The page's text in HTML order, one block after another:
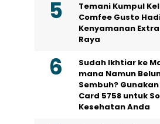
Temani Kumpul
Comfee Gusto
Kenyamanan
Raya
Sudah Ikhtiar ke
mana Namun
Sembuh?
Card 5758 untuk
Kesehatan Anda